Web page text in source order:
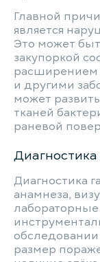
Главной
является
Это может
закупоркой
расширением
и другими
может
тканей
раневой
Диагностика
анамнеза,
размер